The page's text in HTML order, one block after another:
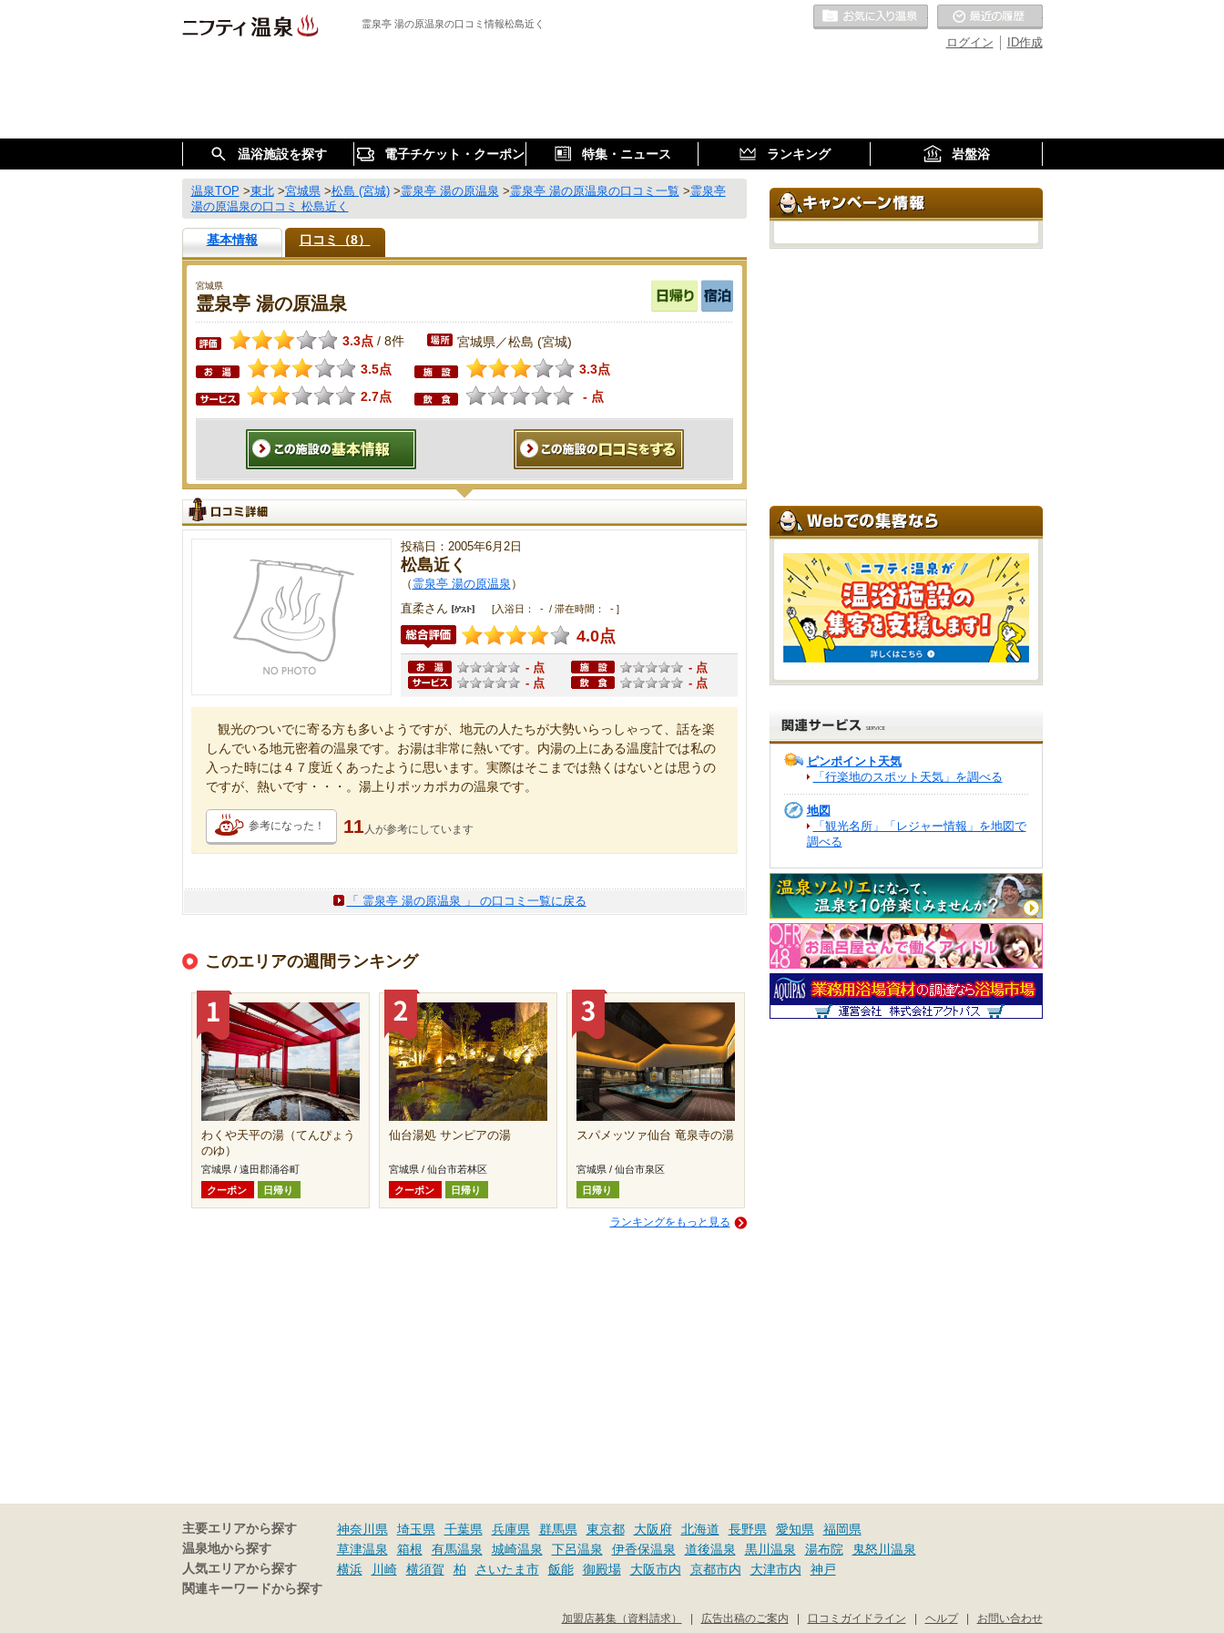
霊泉亭 湯の原温泉の口コミ情報松島近く
ID作成
ログイン
お気に入りの温泉
温浴施設を探す 電子チケット・クーポン 特集・ニュース ランキング 岩盤浴
温泉TOP >東北>宮城県>松島 (宮城)>霊泉亭 湯の原温泉 >霊泉亭 湯の原温泉の口コミ一覧 >霊泉亭
湯の原温泉の口コミ 松島近く
基本情報 口コミ（8）
宮城県
霊泉亭 湯の原温泉
3.3点 / 8件 宮城県／松島 (宮城)
3.5点
3.3点
2.7点
- 点
投稿日：2005年6月2日
松島近く
（ 霊泉亭 湯の原温泉 ）
直柔さん
[入浴日： - / 滞在時間： - ]
4.0点
- 点
- 点
- 点
- 点
観光のついでに寄る方も多いようですが、地元の人たちが大勢いらっしゃって、話を楽
しんでいる地元密着の温泉です。お湯は非常に熱いです。内湯の上にある温度計では私の
入った時には４７度近くあったように思います。実際はそこまでは熱くはないとは思うの
ですが、熱いです・・・。湯上りポッカポカの温泉です。
参考になった！ 11 人が参考にしています
「 霊泉亭 湯の原温泉 」 の口コミ一覧に戻る
このエリアの週間ランキング
わくや天平の湯（てんぴょう
のゆ）
宮城県 / 遠田郡涌谷町
クーポン
日帰り
仙台湯処 サンピアの湯
宮城県 / 仙台市若林区
クーポン
日帰り
スパメッツァ仙台 竜泉寺の湯
宮城県 / 仙台市泉区
日帰り
ランキングをもっと見る
ピンポイント天気
「行楽地のスポット天気」を調べる
地図
「観光名所」「レジャー情報」を地図で
調べる
主要エリアから探す 神奈川県 埼玉県 千葉県 兵庫県 群馬県 東京都 大阪府 北海道 長野県 愛知県 福岡県
温泉地から探す 草津温泉 箱根 有馬温泉 城崎温泉 下呂温泉 伊香保温泉 道後温泉 黒川温泉 湯布院 鬼怒川温泉
人気エリアから探す 横浜 川崎 横須賀 柏 さいたま市 飯能 御殿場 大阪市内 京都市内 大津市内 神戸
関連キーワードから探す
お問い合わせ
|
ヘルプ
|
口コミガイドライン
|
広告出稿のご案内
|
加盟店募集（資料請求）